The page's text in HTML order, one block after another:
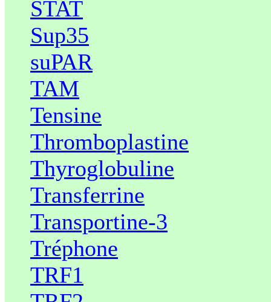
STAT
Sup35
suPAR
TAM
Tensine
Thromboplastine
Thyroglobuline
Transferrine
Transportine-3
Tréphone
TRF1